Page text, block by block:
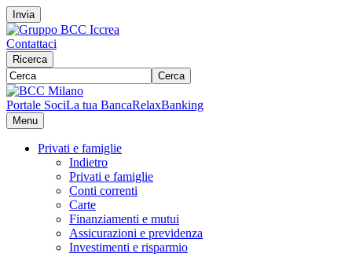
Invia
Contattaci
Ricerca
Cerca
Portale SociLa tua BancaRelaxBanking
Menu
Privati e famiglie
Indietro
Privati e famiglie
Conti correnti
Carte
Finanziamenti e mutui
Assicurazioni e previdenza
Investimenti e risparmio